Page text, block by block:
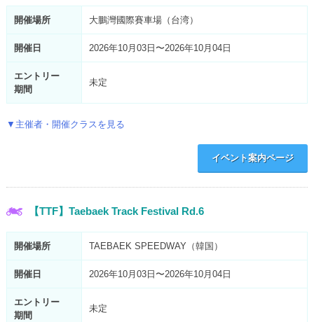
開催場所 大鵬灣國際賽車場（台湾）
開催日 2026年10月03日〜2026年10月04日
エントリー
期間
未定
▼主催者・開催クラスを見る
イベント案内ページ
【TTF】Taebaek Track Festival Rd.6
開催場所 TAEBAEK SPEEDWAY（韓国）
開催日 2026年10月03日〜2026年10月04日
エントリー
期間
未定